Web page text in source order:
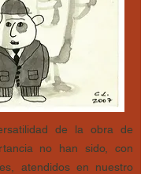
de la obra de
no han sido, con
atendidos en nuestro